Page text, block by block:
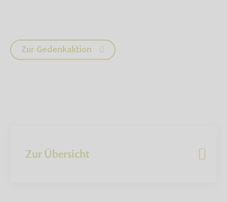
Zur Gedenkaktion
Zur Übersicht